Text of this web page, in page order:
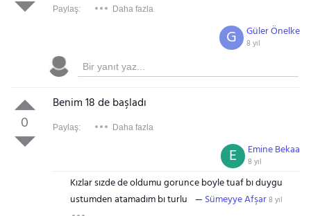
Paylaş: Daha fazla
Güler Önelke
8 yıl
G
0
Benim 18 de başladı
Paylaş: Daha fazla
Emine Bekaa
8 yıl
E
Kızlar sızde de oldumu gorunce boyle tuaf bı duygu
ustumden atamadım bı turlu
Sümeyye Afşar8 yıl